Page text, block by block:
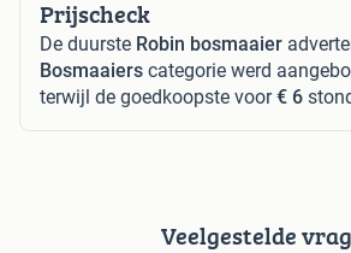
Prijscheck
De duurste Robin bosmaaier
Bosmaaiers categorie werd
terwijl de goedkoopste voor€ 6
Veelgestelde